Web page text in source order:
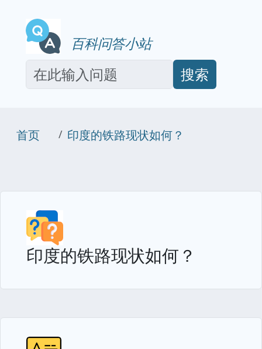
百科问答小站
搜索
首页 印度的铁路现状如何？
印度的铁路现状如何？